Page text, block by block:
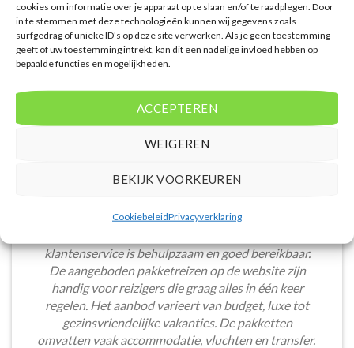
cookies om informatie over je apparaat op te slaan en/of te raadplegen. Door
in te stemmen met deze technologieën kunnen wij gegevens zoals
surfgedrag of unieke ID's op deze site verwerken. Als je geen toestemming
geeft of uw toestemming intrekt, kan dit een nadelige invloed hebben op
bepaalde functies en mogelijkheden.
ACCEPTEREN
WEIGEREN
BEKIJK VOORKEUREN
CookiebeleidPrivacyverklaring
Voordeligelastminutevakantie.nl is eenvoudig en
klantenservice is behulpzaam en goed bereikbaar.
De aangeboden pakketreizen op de website zijn
handig voor reizigers die graag alles in één keer
regelen. Het aanbod varieert van budget, luxe tot
gezinsvriendelijke vakanties. De pakketten
omvatten vaak accommodatie, vluchten en transfer.